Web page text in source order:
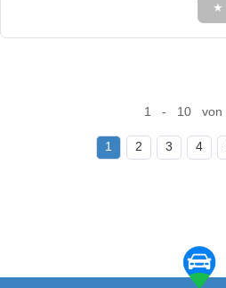
★
1 - 10 von
1 2 3 4